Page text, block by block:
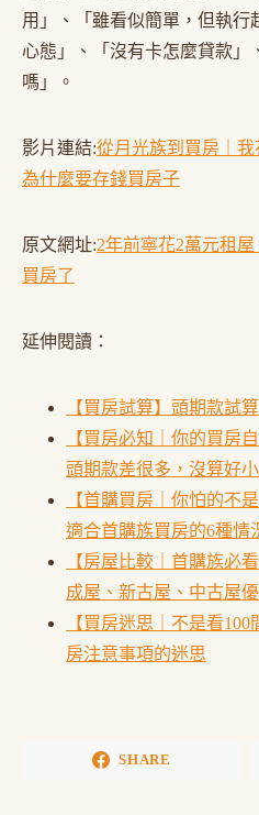
用」、「雖看似簡單，但執行
心態」、「沒有卡怎麼貸款」
嗎」。
影片連結:從月光族到買房｜我
為什麼要存錢買房子
原文網址:2年前寧花2萬元租
買房了
延伸閱讀：
【買房試算】頭期款試
【買房必知｜你的買房
頭期款差很多，沒算好
【首購買房｜你怕的不
適合首購族買房的6種情
【房屋比較｜首購族必
成屋、新古屋、中古屋優
【買房迷思｜不是看
房注意事項的迷思
SHARE